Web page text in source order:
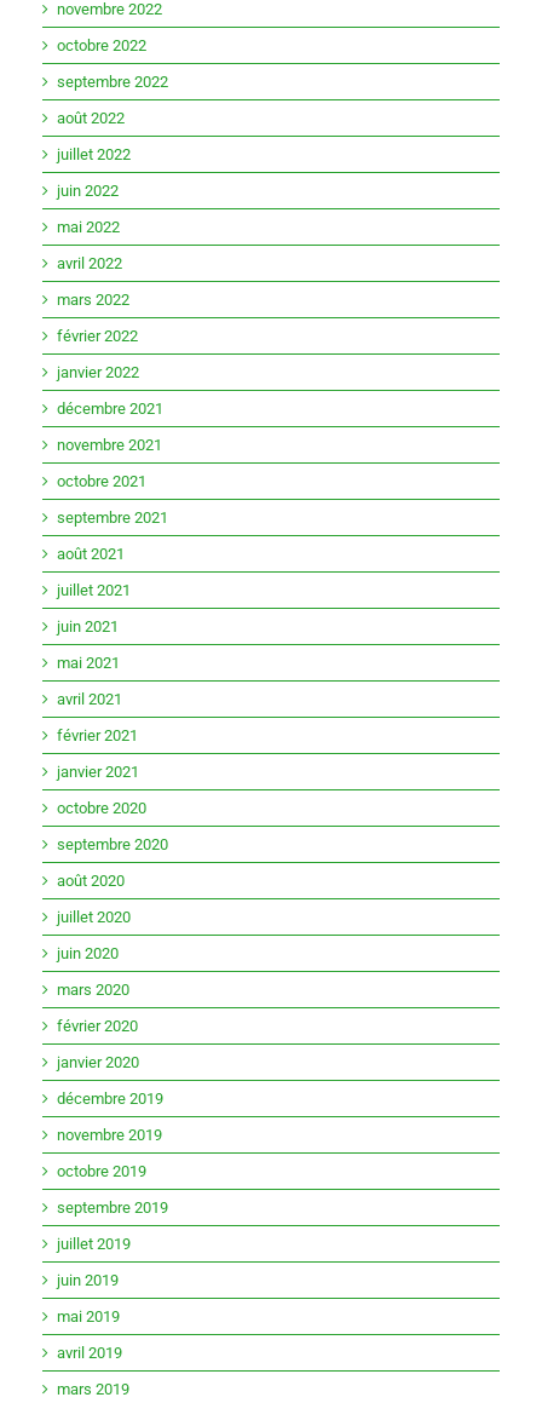
novembre 2022
octobre 2022
septembre 2022
août 2022
juillet 2022
juin 2022
mai 2022
avril 2022
mars 2022
février 2022
janvier 2022
décembre 2021
novembre 2021
octobre 2021
septembre 2021
août 2021
juillet 2021
juin 2021
mai 2021
avril 2021
février 2021
janvier 2021
octobre 2020
septembre 2020
août 2020
juillet 2020
juin 2020
mars 2020
février 2020
janvier 2020
décembre 2019
novembre 2019
octobre 2019
septembre 2019
juillet 2019
juin 2019
mai 2019
avril 2019
mars 2019